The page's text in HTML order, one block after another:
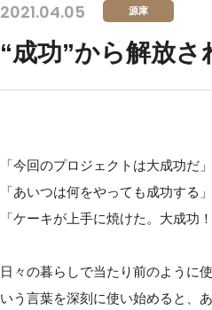
2021.04.05 源庫
“成功”から解放さ
「今回のプロジェクトは大成功だ」
「あいつは何をやっても成功する」
「ケーキが上手に焼けた。大成功！
日々の暮らしで当たり前のように
いう言葉を深刻に使い始めると、